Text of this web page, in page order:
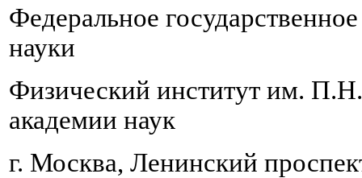
Федеральное
науки
Физический институт им.
академии наук
г. Москва, Ленинский